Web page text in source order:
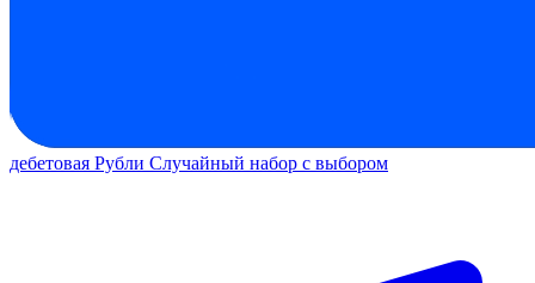
дебетовая Рубли Случайный набор с выбором